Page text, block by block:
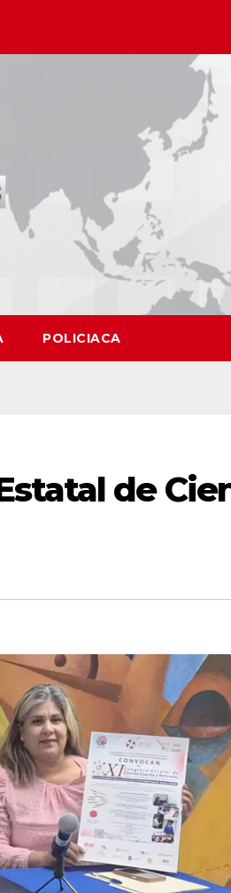
POLICIACA
de